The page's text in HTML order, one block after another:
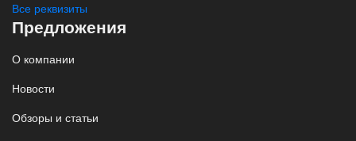
Все реквизиты
Предложения
О компании
Новости
Обзоры и статьи